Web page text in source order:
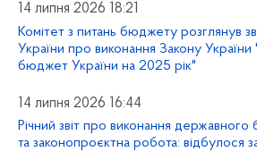
14 липня 2026 18:21
Комітет з питань бюджету розглянув
України про виконання Закону
бюджет України на 2025 рік"
14 липня 2026 16:44
Річний звіт про виконання
та законопроєктна робота: відбулося